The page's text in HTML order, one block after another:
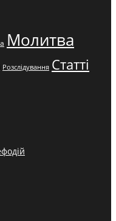
Молитва
Розслідування Статті